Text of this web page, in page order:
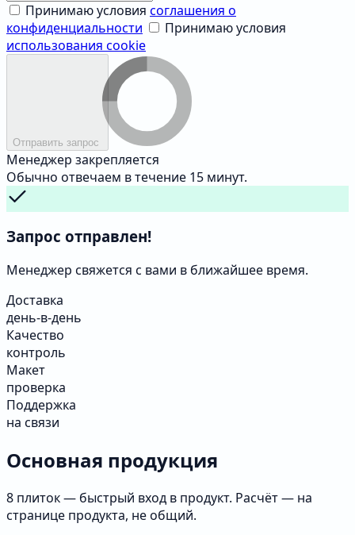
Принимаю условия соглашения о
конфиденциальности
Принимаю условия
использования cookie
Отправить запрос
Менеджер закрепляется
Обычно отвечаем в течение 15 минут.
Запрос отправлен!
Менеджер свяжется с вами в ближайшее время.
Доставка
день-в-день
Качество
контроль
Макет
проверка
Поддержка
на связи
Основная продукция
8 плиток — быстрый вход в продукт. Расчёт — на
странице продукта, не общий.